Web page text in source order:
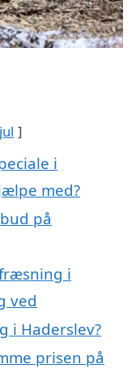
i
med?
på
i
ved
i Haderslev?
prisen på